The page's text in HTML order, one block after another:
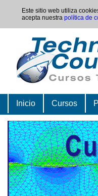
Este sitio web utiliza
acepta nuestra política de
Inicio Cursos